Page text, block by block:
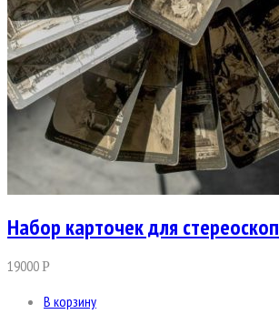
Набор карточек для
19000Р
В корзину